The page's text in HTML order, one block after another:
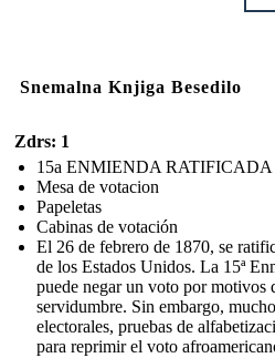
Snemalna Knjiga Besedilo
Zdrs: 1
15a ENMIENDA RATIFICADA
Mesa de votacion
Papeletas
Cabinas de votación
El 26 de febrero de 1870, se
de los Estados Unidos. La 15ª
puede negar un voto por motivos
servidumbre. Sin embargo,
electorales, pruebas de
para reprimir el voto